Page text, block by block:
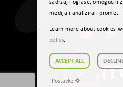
Načini
sadržaj i oglase, omogućili
medija i analizirali promet.
Learn more about cookies
policy.
ACCEPT ALL
Postavke ☸